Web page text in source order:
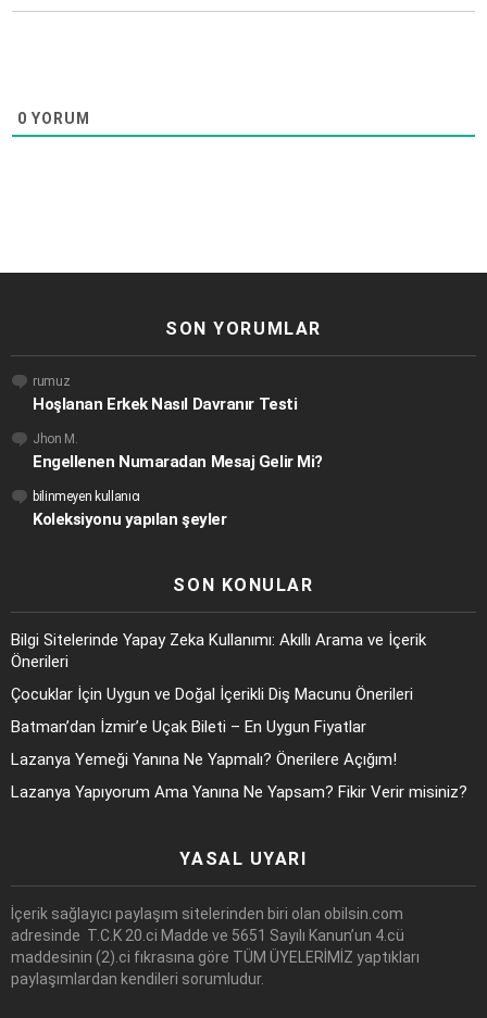
0 YORUM
SON YORUMLAR
rumuz
Hoşlanan Erkek Nasıl Davranır Testi
Jhon M.
Engellenen Numaradan Mesaj Gelir Mi?
bilinmeyen kullanıcı
Koleksiyonu yapılan şeyler
SON KONULAR
Bilgi Sitelerinde Yapay Zeka Kullanımı: Akıllı Arama ve İçerik
Önerileri
Çocuklar İçin Uygun ve Doğal İçerikli Diş Macunu Önerileri
Batman’dan İzmir’e Uçak Bileti – En Uygun Fiyatlar
Lazanya Yemeği Yanına Ne Yapmalı? Önerilere Açığım!
Lazanya Yapıyorum Ama Yanına Ne Yapsam? Fikir Verir misiniz?
YASAL UYARI
İçerik sağlayıcı paylaşım sitelerinden biri olan obilsin.com
adresinde T.C.K 20.ci Madde ve 5651 Sayılı Kanun’un 4.cü
maddesinin (2).ci fıkrasına göre TÜM ÜYELERİMİZ yaptıkları
paylaşımlardan kendileri sorumludur.